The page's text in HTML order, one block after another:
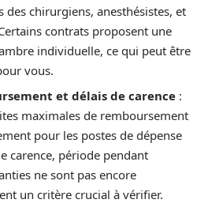
des chirurgiens, anesthésistes, et
contrats proposent une
individuelle, ce qui peut être
vous.
et délais de carence :
maximales de remboursement
pour les postes de dépense
carence, période pendant
ne sont pas encore
un critère crucial à vérifier.